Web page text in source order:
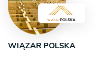
WIĄZAR POLSKA